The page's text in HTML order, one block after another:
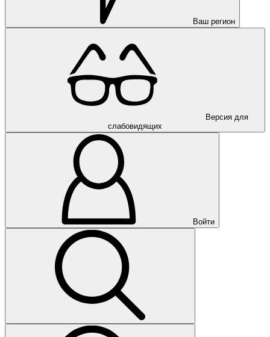
Ваш регион
Версия для
слабовидящих
Войти